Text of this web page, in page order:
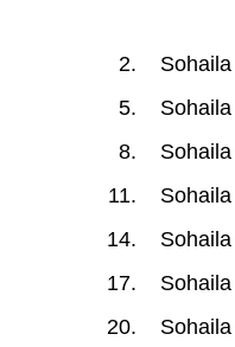
Sohaila
Sohaila
Sohaila
Sohaila
Sohaila
Sohaila
Sohaila